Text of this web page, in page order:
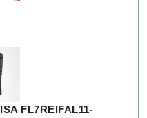
FL7REIFAL11-